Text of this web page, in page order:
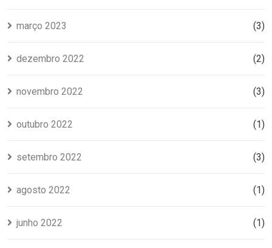
março 2023 (3)
dezembro 2022 (2)
novembro 2022 (3)
outubro 2022 (1)
setembro 2022 (3)
agosto 2022 (1)
junho 2022 (1)